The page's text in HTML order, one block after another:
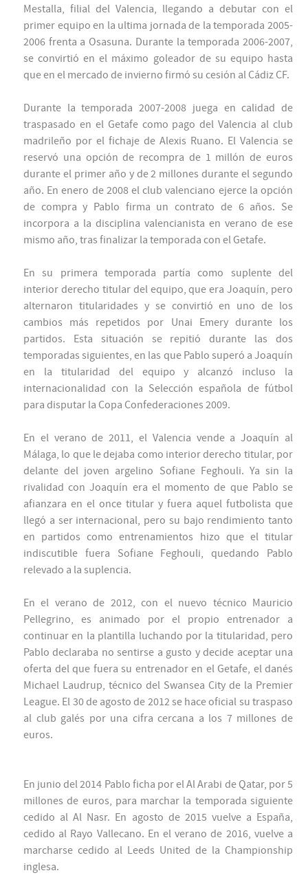
Mestalla, filial del Valencia, llegando a debutar con el
primer equipo en la ultima jornada de la temporada 2005-
2006 frenta a Osasuna. Durante la temporada 2006-2007,
se convirtió en el máximo goleador de su equipo hasta
que en el mercado de invierno firmó su cesión al Cádiz CF.
Durante la temporada 2007-2008 juega en calidad de
traspasado en el Getafe como pago del Valencia al club
madrileño por el fichaje de Alexis Ruano. El Valencia se
reservó una opción de recompra de 1 millón de euros
durante el primer año y de 2 millones durante el segundo
año. En enero de 2008 el club valenciano ejerce la opción
de compra y Pablo firma un contrato de 6 años. Se
incorpora a la disciplina valencianista en verano de ese
mismo año, tras finalizar la temporada con el Getafe.
En su primera temporada partía como suplente del
interior derecho titular del equipo, que era Joaquín, pero
alternaron titularidades y se convirtió en uno de los
cambios más repetidos por Unai Emery durante los
partidos. Esta situación se repitió durante las dos
temporadas siguientes, en las que Pablo superó a Joaquín
en la titularidad del equipo y alcanzó incluso la
internacionalidad con la Selección española de fútbol
para disputar la Copa Confederaciones 2009.
En el verano de 2011, el Valencia vende a Joaquín al
Málaga, lo que le dejaba como interior derecho titular, por
delante del joven argelino Sofiane Feghouli. Ya sin la
rivalidad con Joaquín era el momento de que Pablo se
afianzara en el once titular y fuera aquel futbolista que
llegó a ser internacional, pero su bajo rendimiento tanto
en partidos como entrenamientos hizo que el titular
indiscutible fuera Sofiane Feghouli, quedando Pablo
relevado a la suplencia.
En el verano de 2012, con el nuevo técnico Mauricio
Pellegrino, es animado por el propio entrenador a
continuar en la plantilla luchando por la titularidad, pero
Pablo declaraba no sentirse a gusto y decide aceptar una
oferta del que fuera su entrenador en el Getafe, el danés
Michael Laudrup, técnico del Swansea City de la Premier
League. El 30 de agosto de 2012 se hace oficial su traspaso
al club galés por una cifra cercana a los 7 millones de
euros.
En junio del 2014 Pablo ficha por el Al Arabi de Qatar, por 5
millones de euros, para marchar la temporada siguiente
cedido al Al Nasr. En agosto de 2015 vuelve a España,
cedido al Rayo Vallecano. En el verano de 2016, vuelve a
marcharse cedido al Leeds United de la Championship
inglesa.